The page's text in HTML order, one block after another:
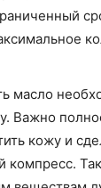
масло
Важно
кожу и
компресс.